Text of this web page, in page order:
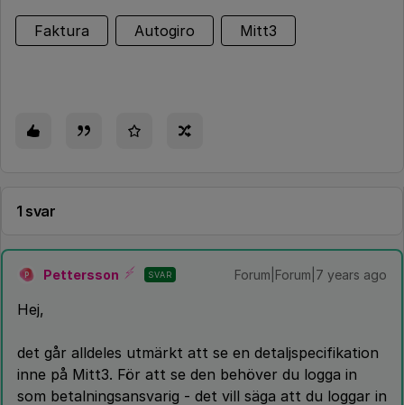
Faktura Autogiro Mitt3
1 svar
P Pettersson SVAR Forum|Forum|7 years ago
Hej,
det går alldeles utmärkt att se en detaljspecifikation
inne på Mitt3. För att se den behöver du logga in
som betalningsansvarig - det vill säga att du loggar in